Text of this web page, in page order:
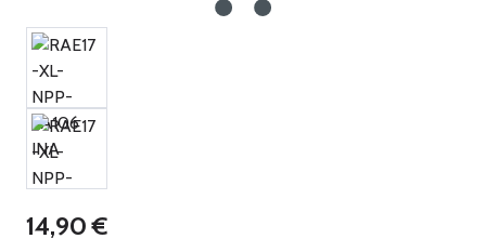
Regulärer Preis:
14,90 €